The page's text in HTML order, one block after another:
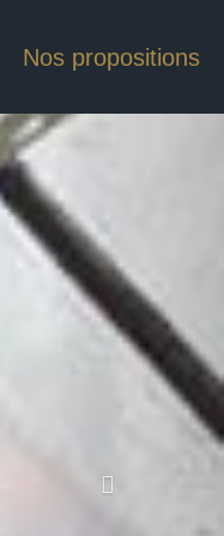
Nos propositions